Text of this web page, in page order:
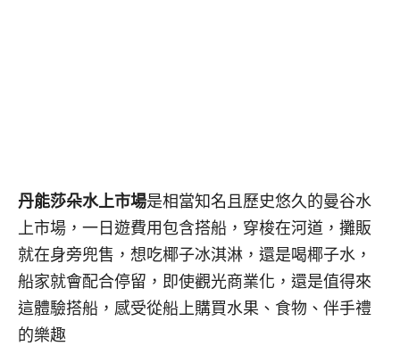
丹能莎朵水上市場是相當知名且歷史悠久的曼谷水
上市場，一日遊費用包含搭船，穿梭在河道，攤販
就在身旁兜售，想吃椰子冰淇淋，還是喝椰子水，
船家就會配合停留，即使觀光商業化，還是值得來
這體驗搭船，感受從船上購買水果、食物、伴手禮
的樂趣